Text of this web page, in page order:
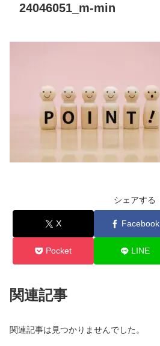
24046051_m-min
シェアする
X Facebook
Pocket LINE
関連記事
関連記事は見つかりませんでした。